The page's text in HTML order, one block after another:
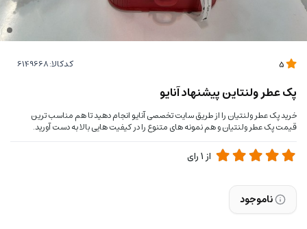
کدکالا:
پک عطر ولنتاین پیشنهاد آنایو
خرید پک عطر ولنتیان را از طریق سایت تخصصی آنایو انجام دهید تا هم مناسب ترین
قیمت پک عطر ولنتیان و هم نمونه های متنوع را در کیفیت هایی بالا به دست آورید.
از 1رای
ناموجود